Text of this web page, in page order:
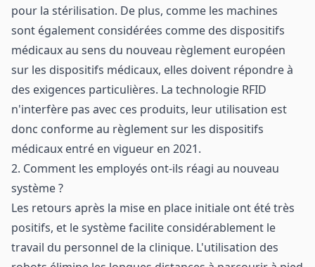
pour la stérilisation. De plus, comme les machines
sont également considérées comme des dispositifs
médicaux au sens du nouveau règlement européen
sur les dispositifs médicaux, elles doivent répondre à
des exigences particulières. La technologie RFID
n'interfère pas avec ces produits, leur utilisation est
donc conforme au règlement sur les dispositifs
médicaux entré en vigueur en 2021.
2. Comment les employés ont-ils réagi au nouveau
système ?
Les retours après la mise en place initiale ont été très
positifs, et le système facilite considérablement le
travail du personnel de la clinique. L'utilisation des